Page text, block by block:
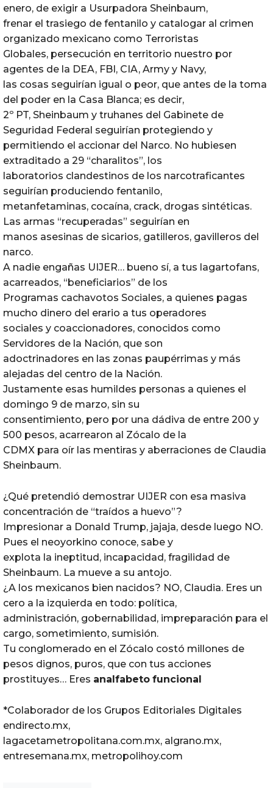
enero, de exigir a Usurpadora Sheinbaum,
frenar el trasiego de fentanilo y catalogar al crimen
organizado mexicano como Terroristas
Globales, persecución en territorio nuestro por
agentes de la DEA, FBI, CIA, Army y Navy,
las cosas seguirían igual o peor, que antes de la toma
del poder en la Casa Blanca; es decir,
2º PT, Sheinbaum y truhanes del Gabinete de
Seguridad Federal seguirían protegiendo y
permitiendo el accionar del Narco. No hubiesen
extraditado a 29 “charalitos”, los
laboratorios clandestinos de los narcotraficantes
seguirían produciendo fentanilo,
metanfetaminas, cocaína, crack, drogas sintéticas.
Las armas “recuperadas” seguirían en
manos asesinas de sicarios, gatilleros, gavilleros del
narco.
A nadie engañas UIJER… bueno sí, a tus lagartofans,
acarreados, “beneficiarios” de los
Programas cachavotos Sociales, a quienes pagas
mucho dinero del erario a tus operadores
sociales y coaccionadores, conocidos como
Servidores de la Nación, que son
adoctrinadores en las zonas paupérrimas y más
alejadas del centro de la Nación.
Justamente esas humildes personas a quienes el
domingo 9 de marzo, sin su
consentimiento, pero por una dádiva de entre 200 y
500 pesos, acarrearon al Zócalo de la
CDMX para oír las mentiras y aberraciones de Claudia
Sheinbaum.
¿Qué pretendió demostrar UIJER con esa masiva
concentración de “traídos a huevo”?
Impresionar a Donald Trump, jajaja, desde luego NO.
Pues el neoyorkino conoce, sabe y
explota la ineptitud, incapacidad, fragilidad de
Sheinbaum. La mueve a su antojo.
¿A los mexicanos bien nacidos? NO, Claudia. Eres un
cero a la izquierda en todo: política,
administración, gobernabilidad, impreparación para el
cargo, sometimiento, sumisión.
Tu conglomerado en el Zócalo costó millones de
pesos dignos, puros, que con tus acciones
prostituyes… Eres analfabeto funcional
*Colaborador de los Grupos Editoriales Digitales
endirecto.mx,
lagacetametropolitana.com.mx, algrano.mx,
entresemana.mx, metropolihoy.com